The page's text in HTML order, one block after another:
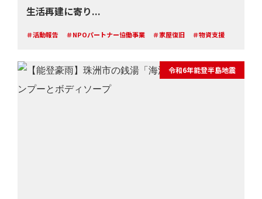
生活再建に寄り...
＃活動報告 ＃NPOパートナー協働事業 ＃家屋復旧 ＃物資支援
令和6年能登半島地震